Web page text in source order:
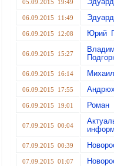
05.09.2015 19:49
06.09.2015 11:49
06.09.2015 12:08 Юрий
06.09.2015 15:27
06.09.2015 16:14
06.09.2015 17:55
06.09.2015 19:01 Роман
07.09.2015 00:04
07.09.2015 00:39
07.09.2015 01:07